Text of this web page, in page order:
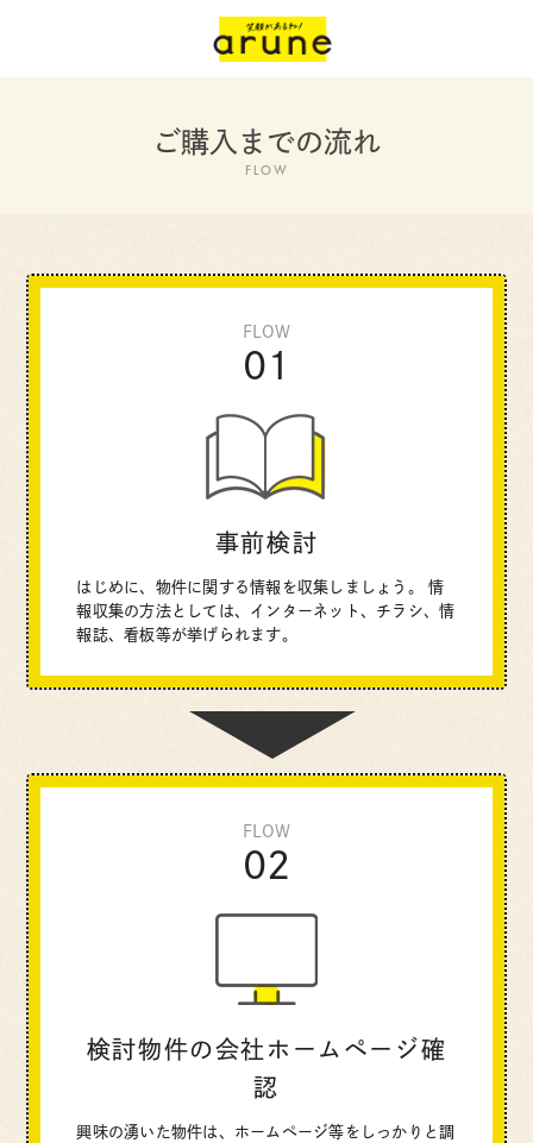
ご購入までの流れ
FLOW
FLOW
01
事前検討
はじめに、物件に関する情報を収集しましょう。
情
報収集の方法としては、インターネット、チラシ、情
報誌、看板等が挙げられます。
FLOW
02
検討物件の会社ホームページ確
認
興味の湧いた物件は、ホームページ等をしっかりと調